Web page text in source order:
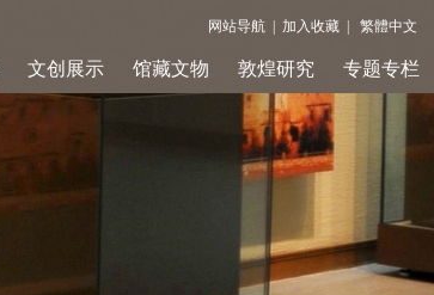
网站导航 加入收藏 繁體中文
文创展示 馆藏文物 敦煌研究 专题专栏